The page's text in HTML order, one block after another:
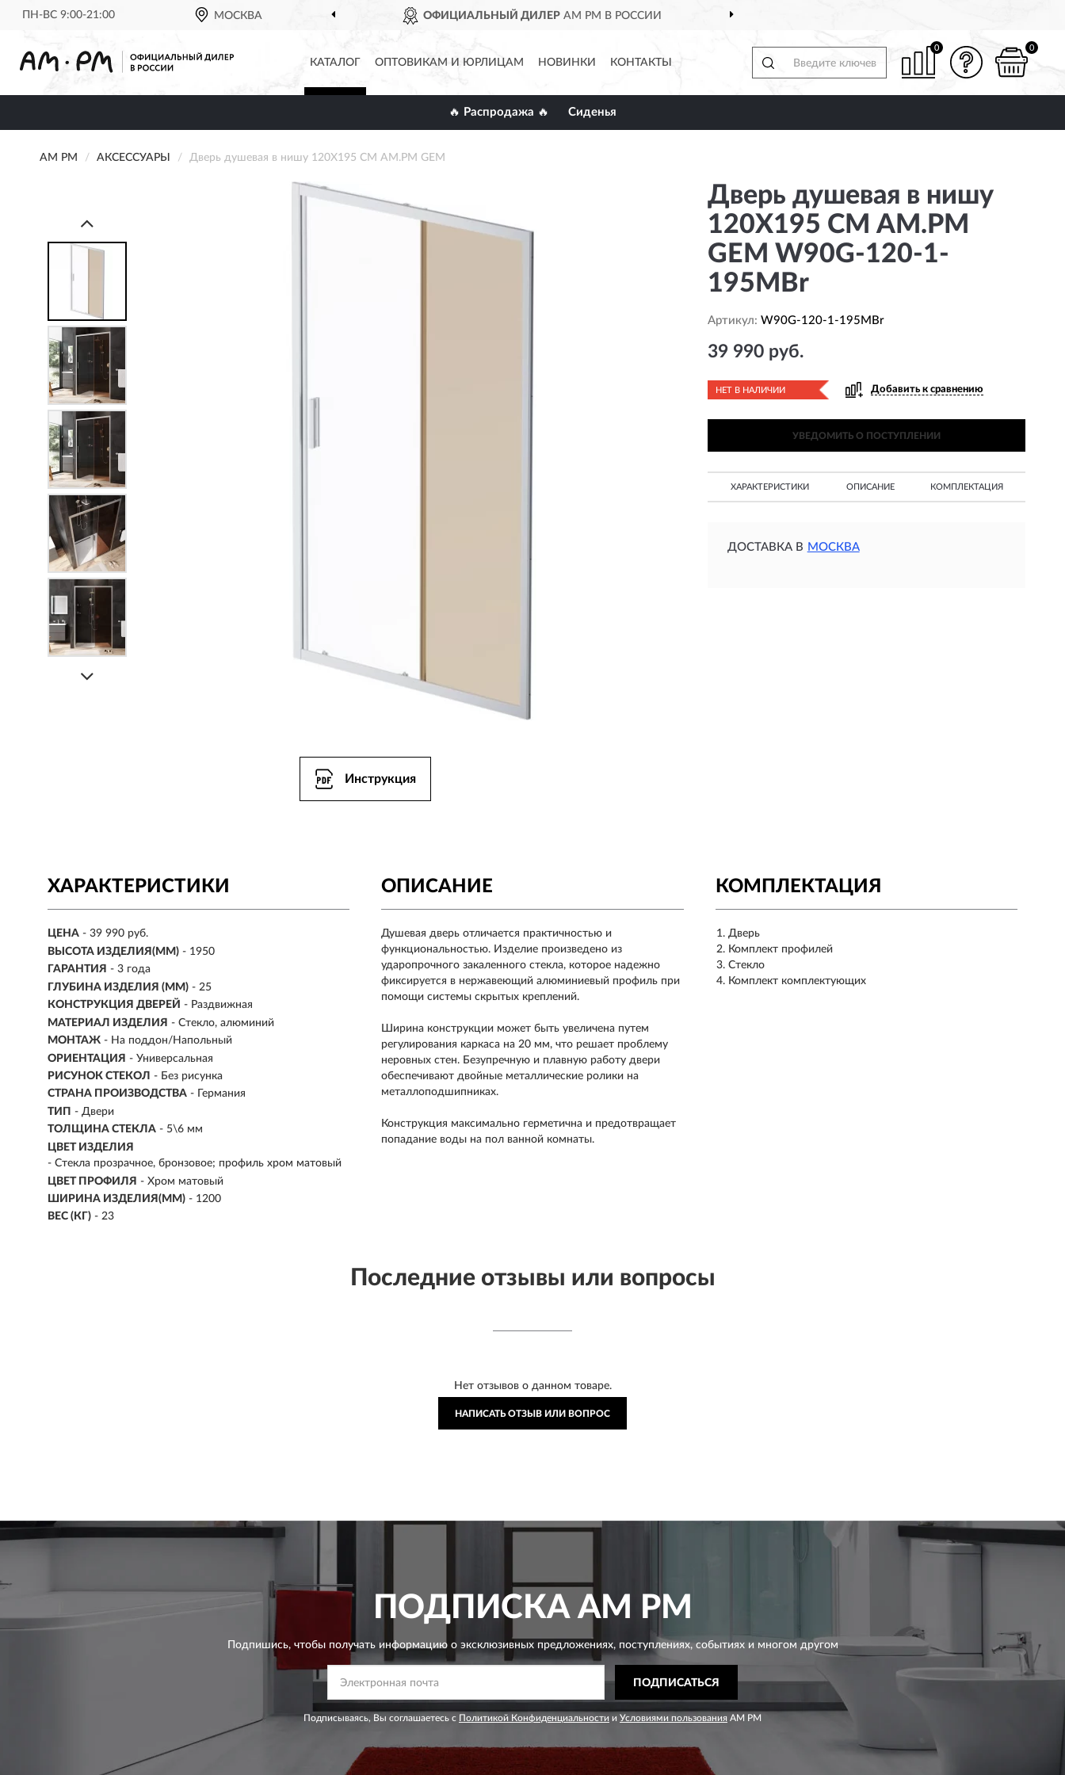
ПН-ВС 9:00-21:00 МОСКВА ОФИЦИАЛЬНЫЙ ДИЛЕР AM PM В РОССИИ
КАТАЛОГ ОПТОВИКАМ И ЮРЛИЦАМ НОВИНКИ КОНТАКТЫ
0 0
🔥 Распродажа 🔥 Сиденья
AM PM АКСЕССУАРЫ Дверь душевая в нишу 120X195 СМ AM.PM GEM
Инструкция
Дверь душевая в нишу
120X195 СМ AM.PM
GEM W90G-120-1-
195MBr
Артикул: W90G-120-1-195MBr
39 990 руб.
НЕТ В НАЛИЧИИ Добавить к сравнению
УВЕДОМИТЬ О ПОСТУПЛЕНИИ
ХАРАКТЕРИСТИКИ ОПИСАНИЕ КОМПЛЕКТАЦИЯ
ДОСТАВКА В МОСКВА
ХАРАКТЕРИСТИКИ
ЦЕНА - 39 990 руб.
ВЫСОТА ИЗДЕЛИЯ(ММ) - 1950
ГАРАНТИЯ - 3 года
ГЛУБИНА ИЗДЕЛИЯ (ММ) - 25
КОНСТРУКЦИЯ ДВЕРЕЙ - Раздвижная
МАТЕРИАЛ ИЗДЕЛИЯ - Стекло, алюминий
МОНТАЖ - На поддон/Напольный
ОРИЕНТАЦИЯ - Универсальная
РИСУНОК СТЕКОЛ - Без рисунка
СТРАНА ПРОИЗВОДСТВА - Германия
ТИП - Двери
ТОЛЩИНА СТЕКЛА - 5\6 мм
ЦВЕТ ИЗДЕЛИЯ
- Стекла прозрачное, бронзовое; профиль хром матовый
ЦВЕТ ПРОФИЛЯ - Хром матовый
ШИРИНА ИЗДЕЛИЯ(ММ) - 1200
ВЕС (КГ) - 23
КОМПЛЕКТАЦИЯ
Дверь
Комплект профилей
Стекло
Комплект комплектующих
ОПИСАНИЕ
Душевая дверь отличается практичностью и
функциональностью. Изделие произведено из
ударопрочного закаленного стекла, которое надежно
фиксируется в нержавеющий алюминиевый профиль при
помощи системы скрытых креплений.
Ширина конструкции может быть увеличена путем
регулирования каркаса на 20 мм, что решает проблему
неровных стен. Безупречную и плавную работу двери
обеспечивают двойные металлические ролики на
металлоподшипниках.
Конструкция максимально герметична и предотвращает
попадание воды на пол ванной комнаты.
Последние отзывы или вопросы
Нет отзывов о данном товаре.
НАПИСАТЬ ОТЗЫВ ИЛИ ВОПРОС
ПОДПИСКАAM PM
Подпишись, чтобы получать информацию о эксклюзивных предложениях,поступлениях, событиях и многом другом
ПОДПИСАТЬСЯ
Подписываясь, Вы соглашаетесь с Политикой Конфиденциальности и Условиями пользования AM PM